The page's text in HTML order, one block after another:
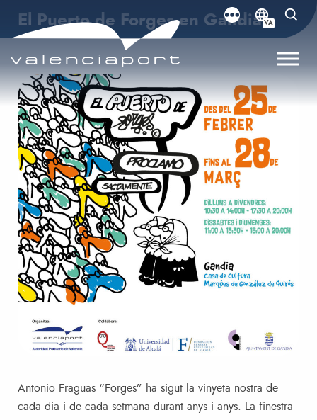
VA
El Puerto de Forges en Gandia
Antonio Fraguas “Forges” ha sigut la vinyeta nostra de
cada dia i de cada setmana durant anys i anys. La finestra